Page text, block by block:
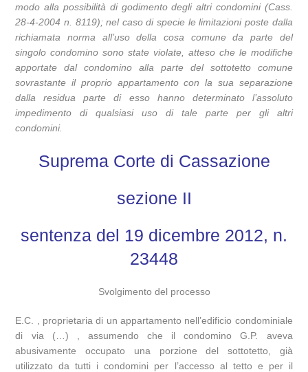
modo alla possibilità di godimento degli altri condomini (Cass.
28-4-2004 n. 8119); nel caso di specie le limitazioni poste dalla
richiamata norma all’uso della cosa comune da parte del
singolo condomino sono state violate, atteso che le modifiche
apportate dal condomino alla parte del sottotetto comune
sovrastante il proprio appartamento con la sua separazione
dalla residua parte di esso hanno determinato l’assoluto
impedimento di qualsiasi uso di tale parte per gli altri
condomini.
Suprema Corte di Cassazione
sezione II
sentenza del 19 dicembre 2012, n.
23448
Svolgimento del processo
E.C. , proprietaria di un appartamento nell’edificio condominiale
di via (…) , assumendo che il condomino G.P. aveva
abusivamente occupato una porzione del sottotetto, già
utilizzato da tutti i condomini per l’accesso al tetto e per il